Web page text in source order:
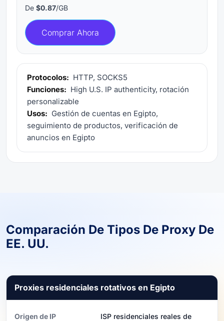
De $0.87/GB
Comprar Ahora
Protocolos: HTTP, SOCKS5
Funciones: High U.S. IP authenticity, rotación
personalizable
Usos: Gestión de cuentas en Egipto,
seguimiento de productos, verificación de
anuncios en Egipto
Comparación De Tipos De Proxy De
EE. UU.
Proxies residenciales rotativos en Egipto
Origen de IP
ISP residenciales reales de